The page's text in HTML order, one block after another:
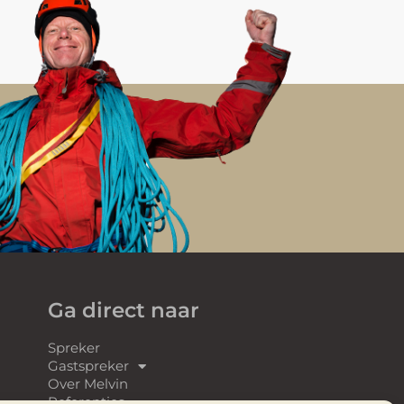
Ga direct naar
Spreker
Gastspreker
Over Melvin